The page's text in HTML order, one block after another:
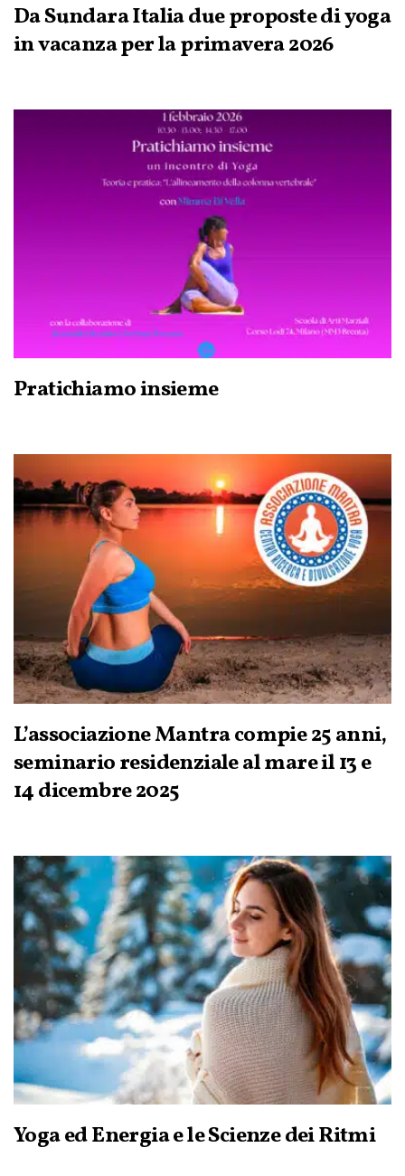
Da Sundara Italia due proposte di yoga
in vacanza per la primavera 2026
Pratichiamo insieme
L’associazione Mantra compie 25 anni,
seminario residenziale al mare il 13 e
14 dicembre 2025
Yoga ed Energia e le Scienze dei Ritmi